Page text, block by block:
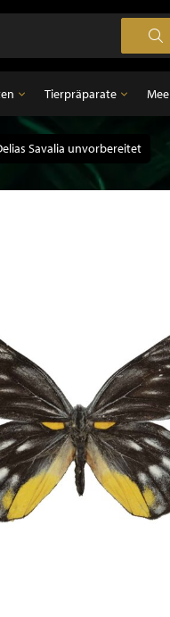
im RahmenInsekten
Tierpräparate
Tierpräparate
Ausgestopfter Vogel
Ausgestopfter
Savalia unvorbereitet